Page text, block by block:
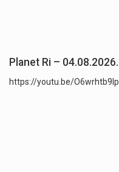
Planet Ri – 04.08.2026.
https://youtu.be/O6wrhtb9lpI